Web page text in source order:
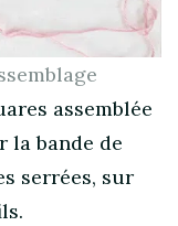
assemblée
la bande de
serrées, sur